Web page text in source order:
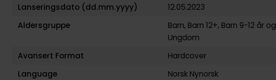
Lanseringsdato (dd.mm.yyyy)
12.05.2023
Aldersgruppe
Barn, Barn 12+, Barn 9-12 årog
Ungdom
Avansert Format
Hardcover
Language
Norsk Nynorsk